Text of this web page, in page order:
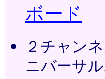
ボード
２チャン
ニバーサ